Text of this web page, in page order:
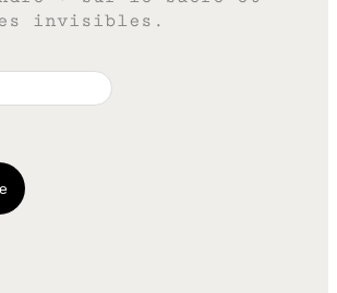
invisibles.